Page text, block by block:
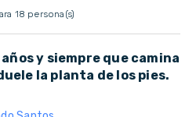
18 persona(s)
y siempre que camina
la planta de los pies.